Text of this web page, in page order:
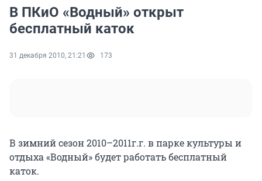
В ПКиО «Водный» открыт
бесплатный каток
31 декабря 2010, 21:21 173
В зимний сезон 2010–2011г.г. в парке культуры и
отдыха «Водный» будет работать бесплатный
каток.